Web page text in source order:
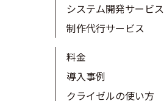
システム開発サービス
制作代行サービス
料金
導入事例
クライゼルの使い方